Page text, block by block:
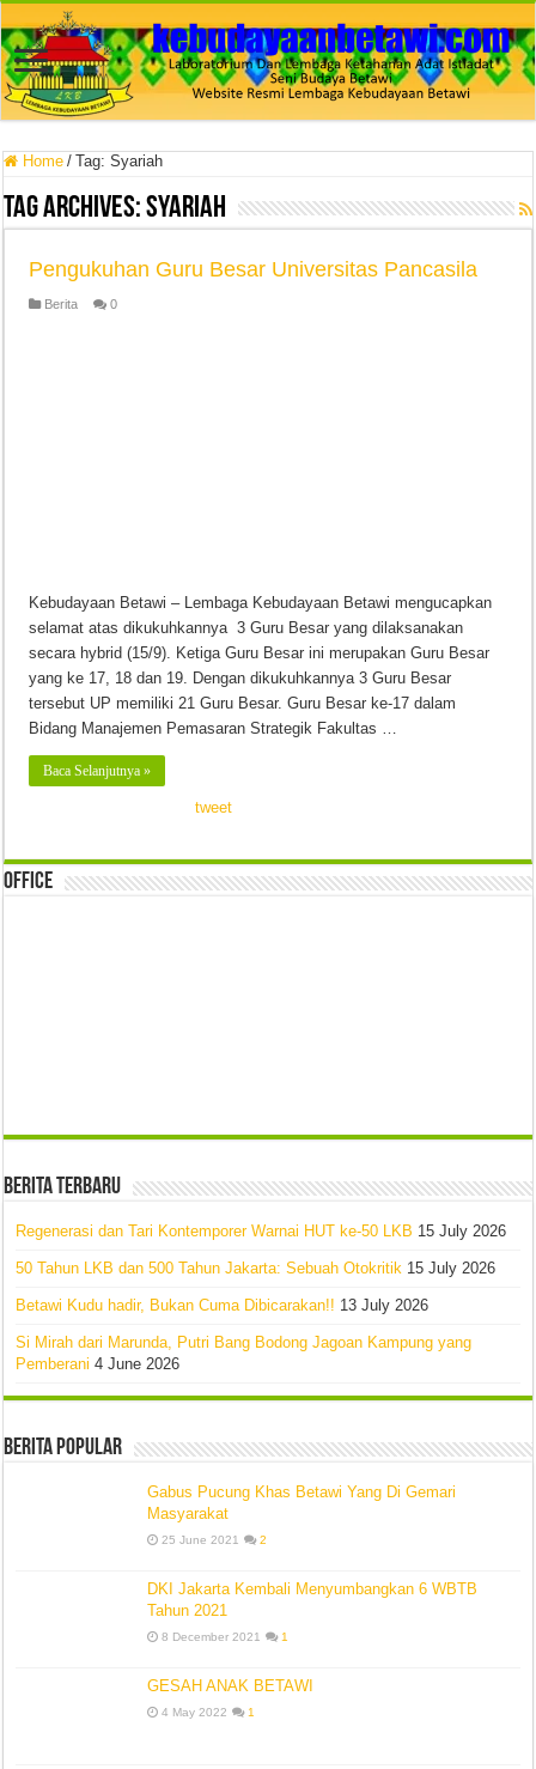
Home / Tag:Syariah
Tag Archives:Syariah
Pengukuhan Guru Besar Universitas Pancasila
Berita 0
Kebudayaan Betawi – Lembaga Kebudayaan Betawi mengucapkan
selamat atas dikukuhkannya 3 Guru Besar yang dilaksanakan
secara hybrid (15/9). Ketiga Guru Besar ini merupakan Guru Besar
yang ke 17, 18 dan 19. Dengan dikukuhkannya 3 Guru Besar
tersebut UP memiliki 21 Guru Besar. Guru Besar ke-17 dalam
Bidang Manajemen Pemasaran Strategik Fakultas …
Baca Selanjutnya »
tweet
Office
Berita Terbaru
Regenerasi dan Tari Kontemporer Warnai HUT ke-50 LKB 15 July 2026
50 Tahun LKB dan 500 Tahun Jakarta: Sebuah Otokritik 15 July 2026
Betawi Kudu hadir, Bukan Cuma Dibicarakan!! 13 July 2026
Si Mirah dari Marunda, Putri Bang Bodong Jagoan Kampung yang
Pemberani 4 June 2026
Berita Popular
Gabus Pucung Khas Betawi Yang Di Gemari
Masyarakat
25 June 2021 2
DKI Jakarta Kembali Menyumbangkan 6 WBTB
Tahun 2021
8 December 2021 1
GESAH ANAK BETAWI
4 May 2022 1